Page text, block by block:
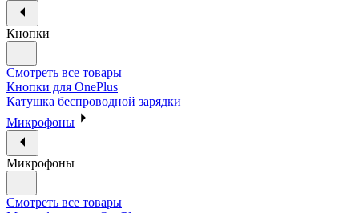
Кнопки
Смотреть все товары
Кнопки для OnePlus
Катушка беспроводной зарядки
Микрофоны
Микрофоны
Смотреть все товары